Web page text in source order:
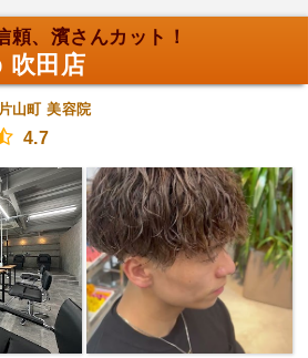
頼、濱さんカット！
吹田店
片山町 美容院
4.7